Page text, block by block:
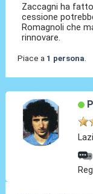
Zaccagni ha
cessione
Romagnoli che
rinnovare.
Piace a 1 persona